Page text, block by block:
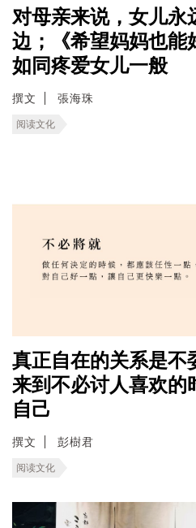
对母亲来说，女儿永
边；《希望妈妈也能
如同疼爱女儿一般
撰文 張海珠
阅读文化
真正自在的关系是不
来到不必讨人喜欢的
自己
撰文 彭樹君
阅读文化